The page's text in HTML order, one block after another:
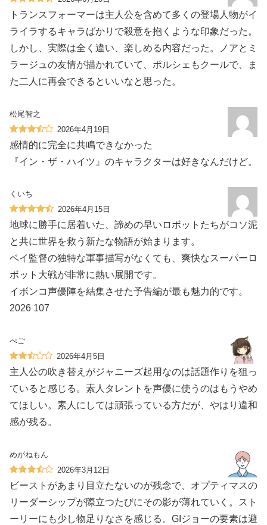
トランスフォーマーは主人公を含めて多くの登場人物がイ
ライラするキャラばかりで殺意を抱くような印象だった。
しかし、実際は全く違い、楽しめる内容だった。ノアとミ
ラージュの友情が描かれていて、ポルシェもクールで、ま
た二人に再会できるといいなと思った。
松尾智之
2026年4月19日
感情的に完全に共鳴できなかった
『イン・ザ・ハイツ』のキャラクターは好きなんだけど。
くいち
2026年4月15日
地球に勝手に居着いた、諦めの早いロボットたちがコソ泥
と共に世界を救う新たな物語が始まります。
ベイ監督の独特な軍事描写がなくても、爽快なスーパーロ
ボット大戦が非常に熱い展開です。
イボンコ声優陣を結集させた予告編が最も魅力的です。
2026 107
ぺご
2026年4月5日
主人公の吹き替えがジャニーズ起用なのは話題作りを狙っ
ていると感じる。素人タレントを声優に使うのはもうやめ
てほしい。素人にしては頑張っている方だが、やはり違和
感が残る。
めがねもん
2026年3月12日
ビーストがあまり目立たないのが残念で、オプティマスの
リーダーシップが際立つたびにその影が薄れていく。スト
ーリーにも少し物足りなさを感じる。GIジョーの要素は避